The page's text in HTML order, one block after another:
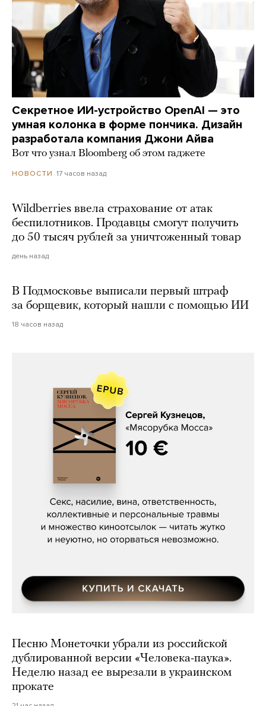
Секретное ИИ-устройство OpenAI — это
умная колонка в форме пончика. Дизайн
разработала компания Джони Айва
Вот что узнал Bloomberg об этом гаджете
НОВОСТИ 17 часов назад
Wildberries ввела страхование от атак
беспилотников. Продавцы смогут получить
до 50 тысяч рублей за уничтоженный товар
день назад
В Подмосковье выписали первый штраф
за борщевик, который нашли с помощью ИИ
18 часов назад
Сергей Кузнецов, «Мясорубка
Песню Монеточки убрали из российской
дублированной версии «Человека-паука».
Неделю назад ее вырезали в украинском
прокате